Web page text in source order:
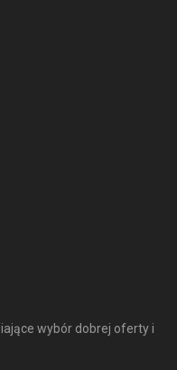
wybór dobrej oferty i